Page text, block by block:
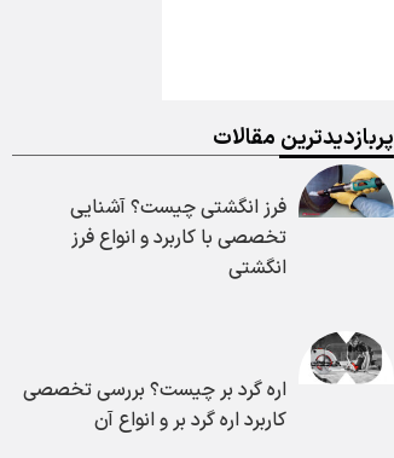
پربازدیدترین مقالات
فرز انگشتی چیست؟ آشنایی
تخصصی با کاربرد و انواع فرز
انگشتی
اره گرد بر چیست؟ بررسی تخصصی
کاربرد اره گرد بر و انواع آن